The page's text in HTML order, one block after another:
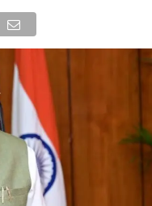
चमोली
रुद्रप्रयाग